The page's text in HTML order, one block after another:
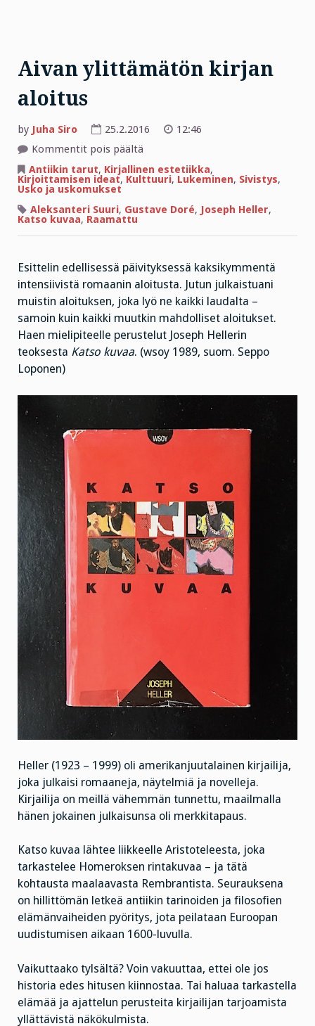
Aivan ylittämätön kirjan
aloitus
by Juha Siro 25.2.2016
12:46
Kommentit pois päältä
ylittämätön
kirjan
aloitus
Antiikin tarut, Kirjallinen estetiikka,
Kirjoittamisen ideat, Kulttuuri, Lukeminen, Sivistys,
Usko ja uskomukset
Aleksanteri Suuri, Gustave Doré, Joseph Heller,
Katso kuvaa, Raamattu
Esittelin edellisessä päivityksessä kaksikymmentä
intensiivistä romaanin aloitusta. Jutun julkaistuani
muistin aloituksen, joka lyö ne kaikki laudalta –
samoin kuin kaikki muutkin mahdolliset aloitukset.
Haen mielipiteelle perustelut Joseph Hellerin
teoksesta Katso kuvaa. (wsoy 1989, suom. Seppo
Loponen)
Heller (1923 – 1999) oli amerikanjuutalainen kirjailija,
joka julkaisi romaaneja, näytelmiä ja novelleja.
Kirjailija on meillä vähemmän tunnettu, maailmalla
hänen jokainen julkaisunsa oli merkkitapaus.
Katso kuvaa lähtee liikkeelle Aristoteleesta, joka
tarkastelee Homeroksen rintakuvaa – ja tätä
kohtausta maalaavasta Rembrantista. Seurauksena
on hillittömän letkeä antiikin tarinoiden ja filosofien
elämänvaiheiden pyöritys, jota peilataan Euroopan
uudistumisen aikaan 1600-luvulla.
Vaikuttaako tylsältä? Voin vakuuttaa, ettei ole jos
historia edes hitusen kiinnostaa. Tai haluaa tarkastella
elämää ja ajattelun perusteita kirjailijan tarjoamista
yllättävistä näkökulmista.